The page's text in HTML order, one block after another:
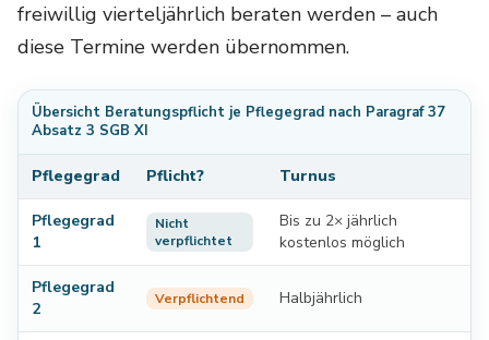
freiwillig vierteljährlich beraten werden – auch
diese Termine werden übernommen.
Übersicht Beratungspflicht je Pflegegrad nach Paragraf 37
Absatz 3 SGB XI
Pflegegrad Pflicht? Turnus
Pflegegrad
1
Nicht
verpflichtet
Bis zu 2× jährlich
kostenlos möglich
Pflegegrad
2
Verpflichtend Halbjährlich